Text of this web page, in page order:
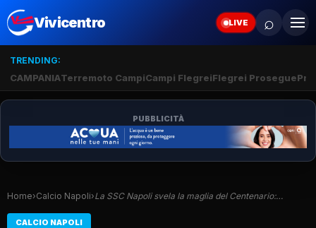
Vivicentro LIVE ⌕
TRENDING:
CAMPANIATerremoto CampiCampi FlegreiFlegrei Prosegue
PUBBLICITÀ
Home›Calcio Napoli›La SSC Napoli svela la maglia del Centenario:…
CALCIO NAPOLI